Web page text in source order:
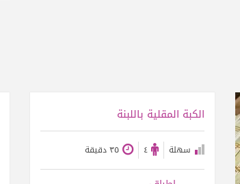
الكبة المقلية باللبنة
سهلة